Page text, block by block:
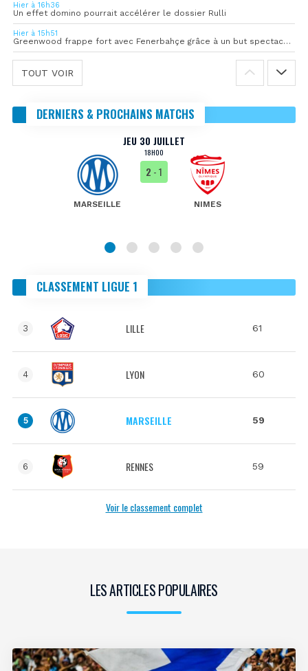
Hier à 16h36
Un effet domino pourrait accélérer le dossier Rulli
Hier à 15h51
Greenwood frappe fort avec Fenerbahçe grâce à un but spectaculaire
TOUT VOIR
DERNIERS & PROCHAINS MATCHS
JEU 30 JUILLET
18H00
MARSEILLE
2 - 1
NIMES
CLASSEMENT LIGUE 1
3 LILLE 61
4 LYON 60
5 MARSEILLE 59
6 RENNES 59
Voir le classement complet
LES ARTICLES POPULAIRES